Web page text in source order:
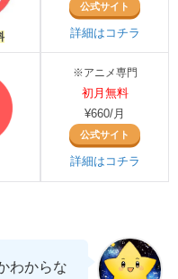
公式サイト
詳細はコチラ
※アニメ専門
初月無料
¥660/月
公式サイト
詳細はコチラ
わからな